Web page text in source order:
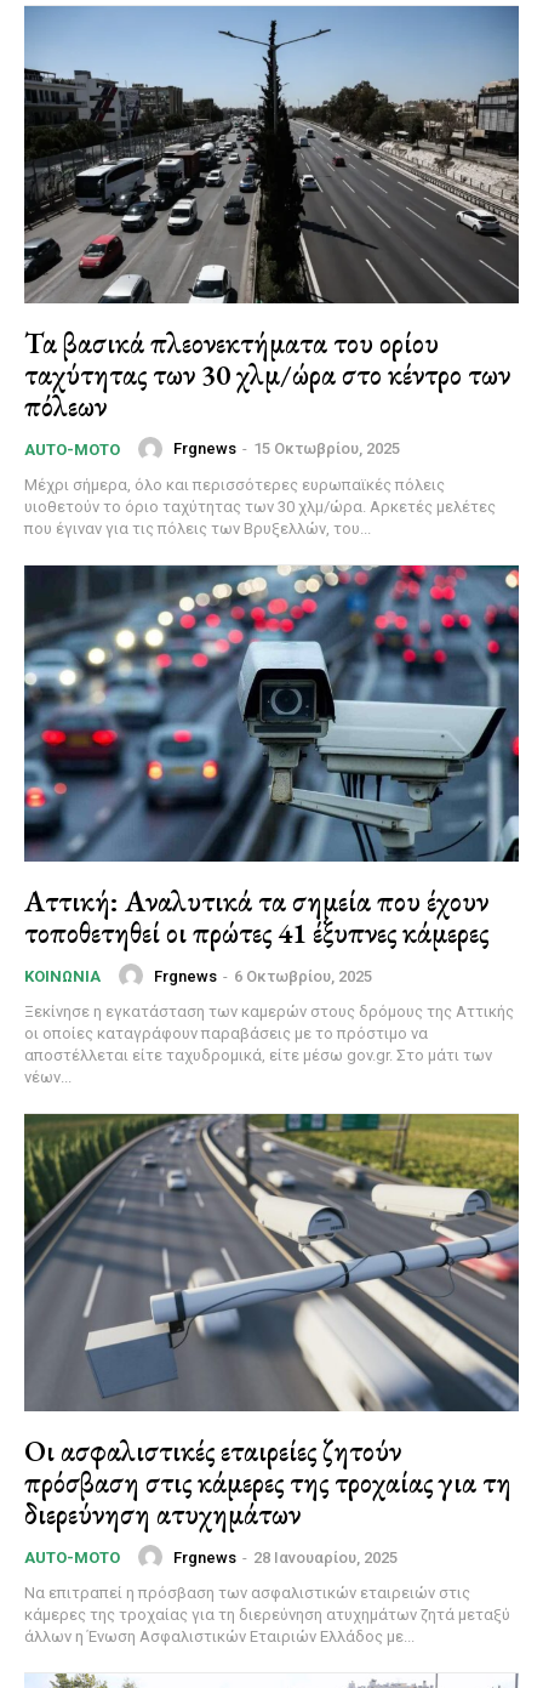
Τα βασικά πλεονεκτήματα του ορίου
ταχύτητας των 30 χλμ/ώρα στο κέντρο των
πόλεων
AUTO-MOTO Frgnews - 15 Οκτωβρίου, 2025
Μέχρι σήμερα, όλο και περισσότερες ευρωπαϊκές πόλεις
υιοθετούν το όριο ταχύτητας των 30 χλμ/ώρα. Αρκετές μελέτες
που έγιναν για τις πόλεις των Βρυξελλών, του...
Αττική: Αναλυτικά τα σημεία που έχουν
τοποθετηθεί οι πρώτες 41 έξυπνες κάμερες
ΚΟΙΝΩΝΊΑ Frgnews - 6 Οκτωβρίου, 2025
Ξεκίνησε η εγκατάσταση των καμερών στους δρόμους της Αττικής
οι οποίες καταγράφουν παραβάσεις με το πρόστιμο να
αποστέλλεται είτε ταχυδρομικά, είτε μέσω gov.gr. Στο μάτι των
νέων...
Οι ασφαλιστικές εταιρείες ζητούν
πρόσβαση στις κάμερες της τροχαίας για τη
διερεύνηση ατυχημάτων
AUTO-MOTO Frgnews - 28 Ιανουαρίου, 2025
Να επιτραπεί η πρόσβαση των ασφαλιστικών εταιρειών στις
κάμερες της τροχαίας για τη διερεύνηση ατυχημάτων ζητά μεταξύ
άλλων η Ένωση Ασφαλιστικών Εταιριών Ελλάδος με...